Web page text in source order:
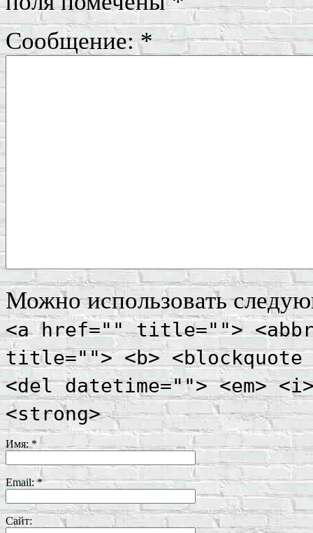
Сообщение:*
Можно использовать
<a href="" title="">
title=""> <b> <blockquote
<del datetime=""> <em>
<strong>
Имя:*
Email:*
Сайт: